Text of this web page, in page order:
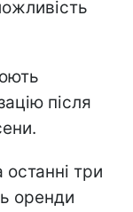
після
останні три
оренди